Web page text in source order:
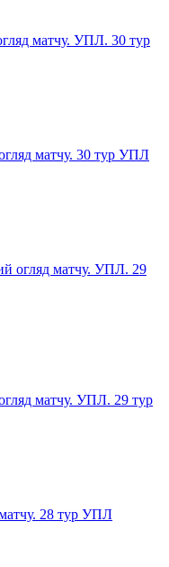
матчу. УПЛ. 30 тур
матчу. 30 тур УПЛ
матчу. УПЛ. 29
матчу. УПЛ. 29 тур
28 тур УПЛ